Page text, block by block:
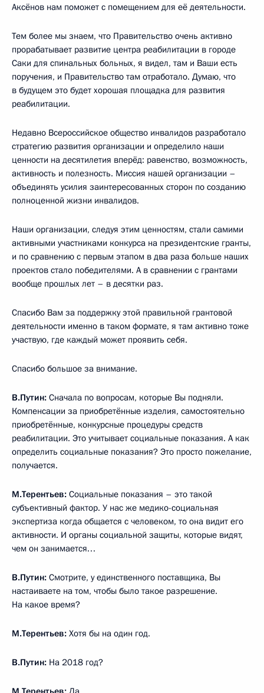
Аксёнов нам поможет с помещением для её деятельности.
Тем более мы знаем, что Правительство очень активно
прорабатывает развитие центра реабилитации в городе
Саки для спинальных больных, я видел, там и Ваши есть
поручения, и Правительство там отработало. Думаю, что
в будущем это будет хорошая площадка для развития
реабилитации.
Недавно Всероссийское общество инвалидов разработало
стратегию развития организации и определило наши
ценности на десятилетия вперёд: равенство, возможность,
активность и полезность. Миссия нашей организации –
объединять усилия заинтересованных сторон по созданию
полноценной жизни инвалидов.
Наши организации, следуя этим ценностям, стали самими
активными участниками конкурса на президентские гранты,
и по сравнению с первым этапом в два раза больше наших
проектов стало победителями. А в сравнении с грантами
вообще прошлых лет – в десятки раз.
Спасибо Вам за поддержку этой правильной грантовой
деятельности именно в таком формате, я там активно тоже
участвую, где каждый может проявить себя.
Спасибо большое за внимание.
В.Путин: Сначала по вопросам, которые Вы подняли.
Компенсации за приобретённые изделия, самостоятельно
приобретённые, конкурсные процедуры средств
реабилитации. Это учитывает социальные показания. А как
определить социальные показания? Это просто пожелание,
получается.
М.Терентьев: Социальные показания – это такой
субъективный фактор. У нас же медико-социальная
экспертиза когда общается с человеком, то она видит его
активности. И органы социальной защиты, которые видят,
чем он занимается…
В.Путин: Смотрите, у единственного поставщика, Вы
настаиваете на том, чтобы было такое разрешение.
На какое время?
М.Терентьев: Хотя бы на один год.
В.Путин: На 2018 год?